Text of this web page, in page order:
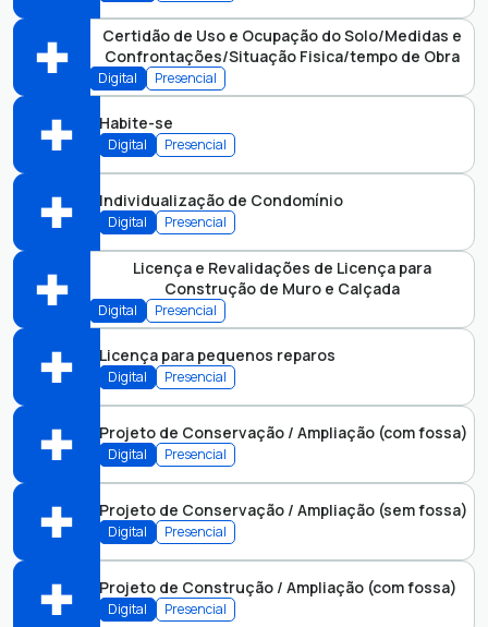
Abrir online > Via protocolo 1Doc
Certidão de Uso e Ocupação do Solo/Medidas e
Confrontações/Situação Fisica/tempo de Obra
Digital Presencial
Abrir online > Via protocolo 1Doc
Habite-se
Digital Presencial
Abrir online > Via protocolo 1Doc
Perfis:
Individualização de Condomínio
Digital Presencial
Abrir online > Via protocolo 1Doc
Licença e Revalidações de Licença para
Construção de Muro e Calçada
Digital Presencial
Abrir online > Via protocolo 1Doc
Licença para pequenos reparos
Digital Presencial
Abrir online > Via protocolo 1Doc
Projeto de Conservação / Ampliação (com fossa)
Digital Presencial
Abrir online > Via protocolo 1Doc
Projeto de Conservação / Ampliação (sem fossa)
Digital Presencial
Abrir online > Via protocolo 1Doc
Projeto de Construção / Ampliação (com fossa)
Digital Presencial